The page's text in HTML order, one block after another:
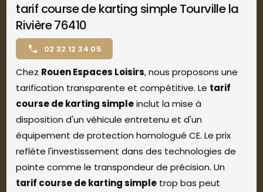
tarif course de karting simple Tourville la
Rivière 76410
02 32 12 34 05
Chez Rouen Espaces Loisirs, nous proposons une
tarification transparente et compétitive. Le tarif
course de karting simpleinclut la mise à
disposition d'un véhicule entretenu et d'un
équipement de protection homologué CE. Le prix
reflète l'investissement dans des technologies de
pointe comme le transpondeur de précision. Un
tarif course de karting simple trop bas peut